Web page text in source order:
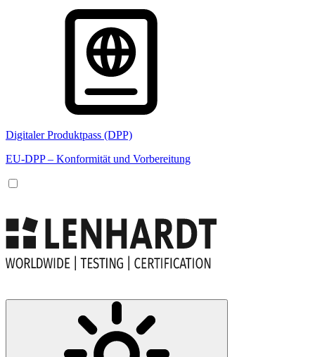
Digitaler Produktpass (DPP)
EU-DPP – Konformität und Vorbereitung